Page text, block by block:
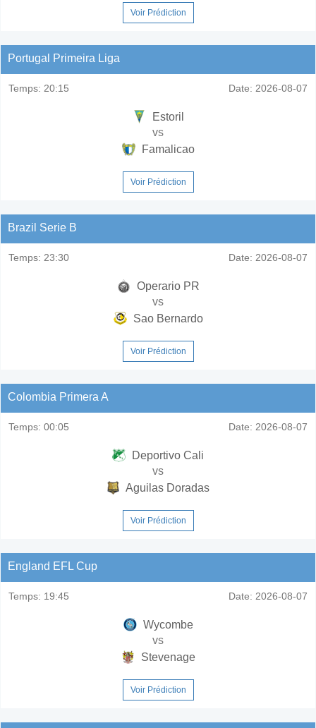
Voir Prédiction
Portugal Primeira Liga
Temps: 20:15 Date: 2026-08-07
Estoril
vs
Famalicao
Voir Prédiction
Brazil Serie B
Temps: 23:30 Date: 2026-08-07
Operario PR
vs
Sao Bernardo
Voir Prédiction
Colombia Primera A
Temps: 00:05 Date: 2026-08-07
Deportivo Cali
vs
Aguilas Doradas
Voir Prédiction
England EFL Cup
Temps: 19:45 Date: 2026-08-07
Wycombe
vs
Stevenage
Voir Prédiction